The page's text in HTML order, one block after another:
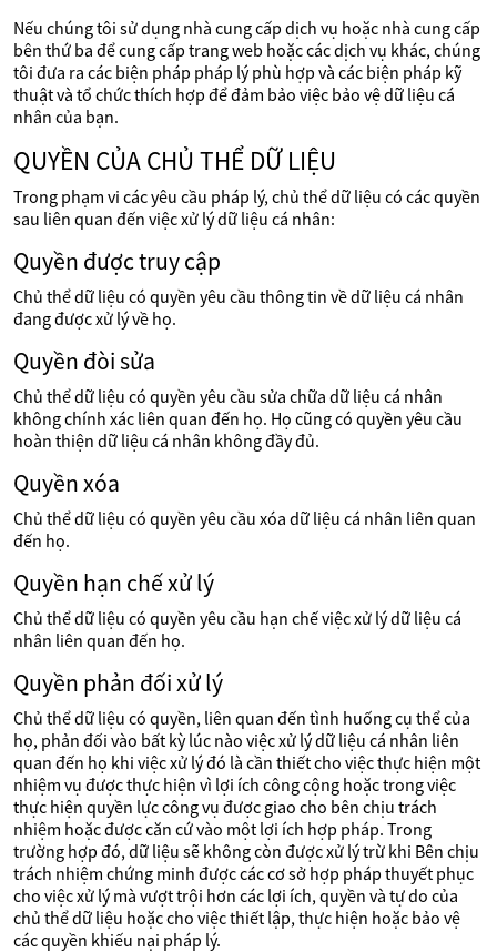
Nếu chúng tôi sử dụng nhà cung cấp dịch vụ hoặc nhà cung cấp
bên thứ ba để cung cấp trang web hoặc các dịch vụ khác, chúng
tôi đưa ra các biện pháp pháp lý phù hợp và các biện pháp kỹ
thuật và tổ chức thích hợp để đảm bảo việc bảo vệ dữ liệu cá
nhân của bạn.
QUYỀN CỦA CHỦ THỂ DỮ LIỆU
Trong phạm vi các yêu cầu pháp lý, chủ thể dữ liệu có các quyền
sau liên quan đến việc xử lý dữ liệu cá nhân:
Quyền được truy cập
Chủ thể dữ liệu có quyền yêu cầu thông tin về dữ liệu cá nhân
đang được xử lý về họ.
Quyền đòi sửa
Chủ thể dữ liệu có quyền yêu cầu sửa chữa dữ liệu cá nhân
không chính xác liên quan đến họ. Họ cũng có quyền yêu cầu
hoàn thiện dữ liệu cá nhân không đầy đủ.
Quyền xóa
Chủ thể dữ liệu có quyền yêu cầu xóa dữ liệu cá nhân liên quan
đến họ.
Quyền hạn chế xử lý
Chủ thể dữ liệu có quyền yêu cầu hạn chế việc xử lý dữ liệu cá
nhân liên quan đến họ.
Quyền phản đối xử lý
Chủ thể dữ liệu có quyền, liên quan đến tình huống cụ thể của
họ, phản đối vào bất kỳ lúc nào việc xử lý dữ liệu cá nhân liên
quan đến họ khi việc xử lý đó là cần thiết cho việc thực hiện một
nhiệm vụ được thực hiện vì lợi ích công cộng hoặc trong việc
thực hiện quyền lực công vụ được giao cho bên chịu trách
nhiệm hoặc được căn cứ vào một lợi ích hợp pháp. Trong
trường hợp đó, dữ liệu sẽ không còn được xử lý trừ khi Bên chịu
trách nhiệm chứng minh được các cơ sở hợp pháp thuyết phục
cho việc xử lý mà vượt trội hơn các lợi ích, quyền và tự do của
chủ thể dữ liệu hoặc cho việc thiết lập, thực hiện hoặc bảo vệ
các quyền khiếu nại pháp lý.